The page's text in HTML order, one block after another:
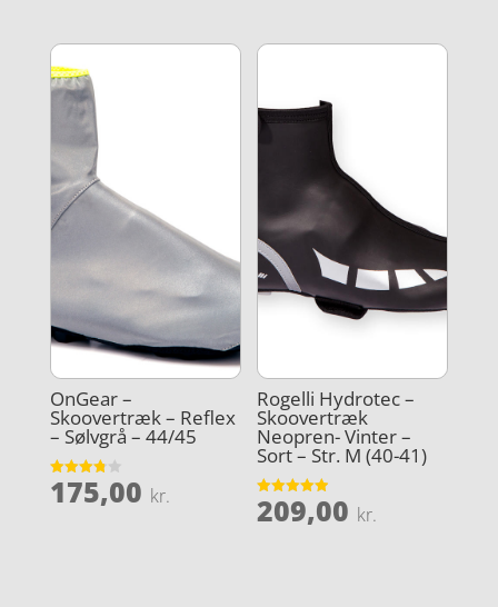
OnGear –
Skoovertræk – Reflex
– Sølvgrå – 44/45
Vurderet
3.8
175,00 kr.
Rogelli Hydrotec –
Skoovertræk
Neopren- Vinter –
Sort – Str. M (40-41)
Vurderet
4.9
209,00 kr.